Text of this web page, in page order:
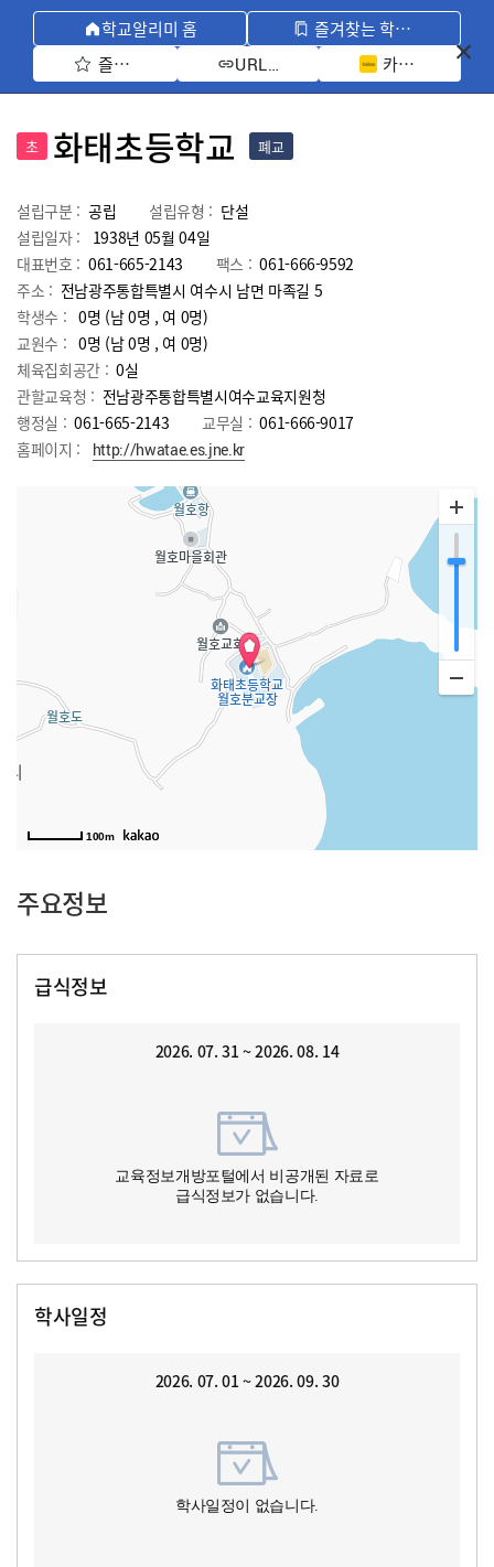
학교알리미 홈
즐겨찾는 학교 모아보기
즐겨찾기 선택
URL 복사 카카오톡 공유
초 화태초등학교 폐교
설립구분 : 공립 설립유형 : 단설
설립일자 :
1938년 05월 04일
대표번호 : 061-665-2143 팩스 : 061-666-9592
주소 : 전남광주통합특별시 여수시 남면 마족길 5
학생수 : 0명 (남 0명 , 여 0명)
교원수 : 0명 (남0명 , 여 0명)
체육집회공간 : 0실
관할교육청 : 전남광주통합특별시여수교육지원청
행정실 : 061-665-2143 교무실 : 061-666-9017
홈페이지 :
http://hwatae.es.jne.kr
100m
주요정보
급식정보
2026. 07. 31 ~ 2026. 08. 14
교육정보개방포털에서 비공개된 자료로
급식정보가 없습니다.
학사일정
2026. 07. 01 ~ 2026. 09. 30
학사일정이 없습니다.